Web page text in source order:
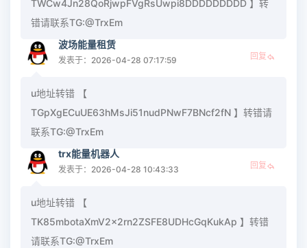
TWCw4Jn28QoRjwpFVgRsUwpi8DDDDDDDDD 】转
错请联系TG:@TrxEm
波场能量租赁
发表于：2026-04-28 07:17:59 回复
u地址转错 【
TGpXgECuUE63hMsJi51nudPNwF7BNcf2fN 】转错请
联系TG:@TrxEm
trx能量机器人
发表于：2026-04-28 10:43:33 回复
u地址转错 【
TK85mbotaXmV2x2rn2ZSFE8UDHcGqKukAp 】转错
请联系TG:@TrxEm